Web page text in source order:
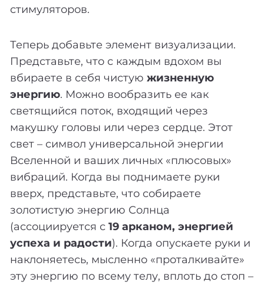
стимуляторов.
Теперь добавьте элемент визуализации.
Представьте, что с каждым вдохом вы
вбираете в себя чистую жизненную
энергию. Можно вообразить ее как
светящийся поток, входящий через
макушку головы или через сердце. Этот
свет – символ универсальной энергии
Вселенной и ваших личных «плюсовых»
вибраций. Когда вы поднимаете руки
вверх, представьте, что собираете
золотистую энергию Солнца
(ассоциируется с 19 арканом, энергией
успеха и радости). Когда опускаете руки и
наклоняетесь, мысленно «проталкивайте»
эту энергию по всему телу, вплоть до стоп –